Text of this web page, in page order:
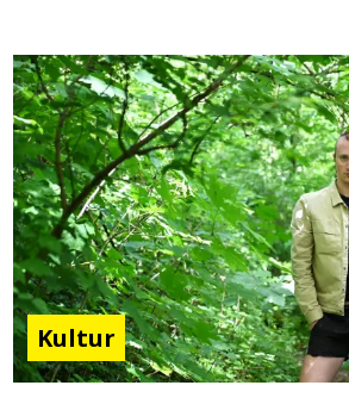
Kultur